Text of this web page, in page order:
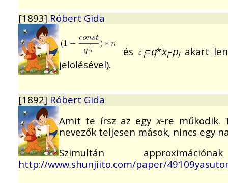
[1893] Róbert Gida
és i=q*xi-piakart
jelölésével).
[1892] Róbert Gida
Amit te írsz az egy x-re működik.
nevezők teljesen mások, nincs egy
Szimultán
http://www.shunjiito.com/paper/